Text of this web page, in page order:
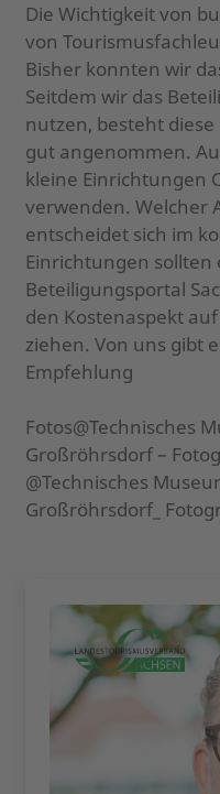
Die Wichtigkeit von
von
Bisher konnten wir
Seitdem wir das
nutzen, besteht
gut angenommen.
kleine Einrichtungen
verwenden. Welcher
entscheidet sich im
Einrichtungen sollten
Beteiligungsportal
den Kostenaspekt
ziehen. Von uns gibt
Empfehlung
Fotos@Technisches
Großröhrsdorf –
@Technisches
Großröhrsdorf_